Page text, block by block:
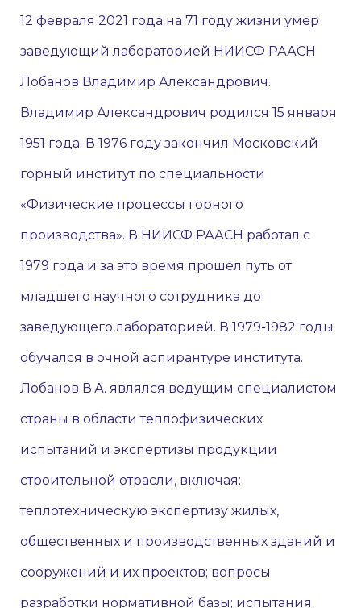
12 февраля 2021 года на 71 году жизни умер
заведующий лабораторией НИИСФ РААСН
Лобанов Владимир Александрович.
Владимир Александрович родился 15 января
1951 года. В 1976 году закончил Московский
горный институт по специальности
«Физические процессы горного
производства». В НИИСФ РААСН работал с
1979 года и за это время прошел путь от
младшего научного сотрудника до
заведующего лабораторией. В 1979-1982 годы
обучался в очной аспирантуре института.
Лобанов В.А. являлся ведущим специалистом
страны в области теплофизических
испытаний и экспертизы продукции
строительной отрасли, включая:
теплотехническую экспертизу жилых,
общественных и производственных зданий и
сооружений и их проектов; вопросы
разработки нормативной базы; испытания